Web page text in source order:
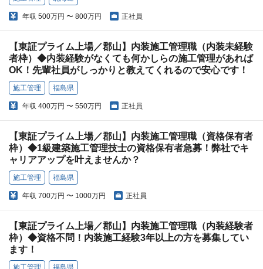
年収 500万円 〜 800万円 正社員
【東証プライム上場／郡山】内装施工管理職（内装未経験
者枠）◆内装経験がなくても何かしらの施工管理があれば
OK！先輩社員がしっかりと教えてくれるので安心です！
施工管理 福島県
年収 400万円 〜 550万円 正社員
【東証プライム上場／郡山】内装施工管理職（資格保有者
枠）◆1級建築施工管理技士の資格保有者急募！弊社でキ
ャリアアップを叶えませんか？
施工管理 福島県
年収 700万円 〜 1000万円 正社員
【東証プライム上場／郡山】内装施工管理職（内装経験者
枠）◆資格不問！内装施工経験3年以上の方を募集してい
ます！
施工管理 福島県